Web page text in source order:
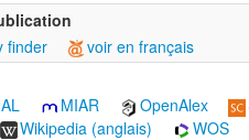
finder
voir en français
MIAR OpenAlex
Wikipedia (anglais) WOS